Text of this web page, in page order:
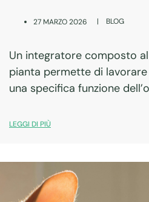
27 MARZO 2026 | BLOG
Un integratore composto
pianta permette di
una specifica funzione
attivi e una tradizione d’uso
LEGGI DI PIÙ